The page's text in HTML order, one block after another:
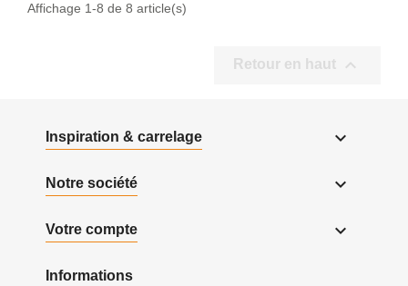
Affichage 1-8 de 8 article(s)
Retour en haut 
Inspiration & carrelage 
Notre société 
Votre compte 
Informations